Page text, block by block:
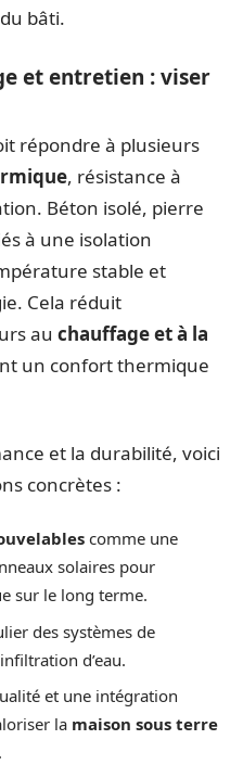
bâti.
et entretien : viser
répondre à plusieurs
, résistance à
Béton isolé, pierre
à une isolation
stable et
Cela réduit
au chauffage et à la
un confort thermique
et la durabilité, voici
concrètes :
comme une
solaires pour
sur le long terme.
des systèmes de
d’eau.
et une intégration
la maison sous terre